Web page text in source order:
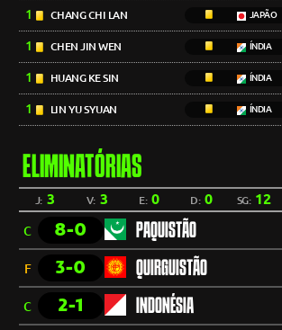
1 CHANG CHI LAN JAPÃO
1 CHEN JIN WEN ÍNDIA
1 HUANG KE SIN ÍNDIA
1 LIN YU SYUAN ÍNDIA
ELIMINATÓRIAS
J: 3 V: 3 E:0 D:0 SG: 12
C 8-0 PAQUISTÃO
F 3-0 QUIRGUISTÃO
C 2-1 INDONÉSIA